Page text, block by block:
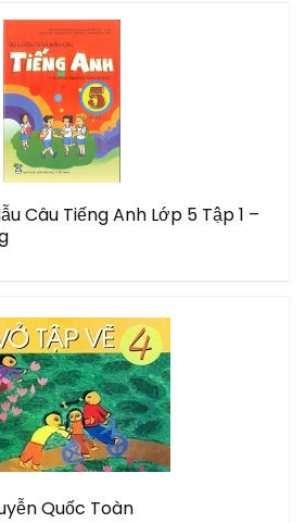
Câu Tiếng Anh Lớp 5 Tập 1 –
Quốc Toàn